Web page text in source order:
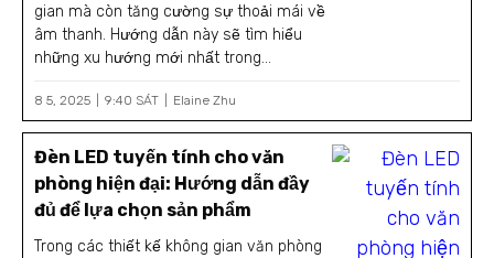
gian mà còn tăng cường sự thoải mái về
âm thanh. Hướng dẫn này sẽ tìm hiểu
những xu hướng mới nhất trong...
8 5, 2025 9:40 SÁT Elaine Zhu
Đèn LED tuyến tính cho văn
phòng hiện đại: Hướng dẫn đầy
đủ để lựa chọn sản phẩm
Trong các thiết kế không gian văn phòng